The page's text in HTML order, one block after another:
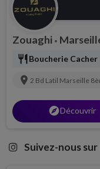
Zouaghi •
restaurant Boucherie Cacher
location_on 2 Bd Latil Marseille
explorerDécouvrir
Suivez-nous